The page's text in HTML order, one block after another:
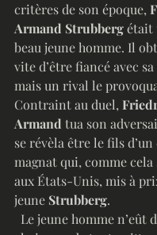
critères de son époque,
Armand Strubberg était
beau jeune homme. Il
vite d’être fiancé avec
mais un rival le
Contraint au duel,
Armand tua son
se révèla être le fils
magnat qui, comme cela
aux États-Unis, mis à
jeune Strubberg.